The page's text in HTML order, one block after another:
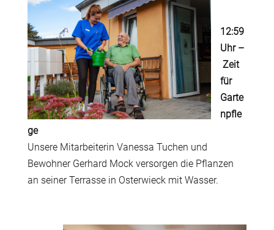
12:59
Uhr–
Zeit
für
Garte
npfle
ge
Unsere Mitarbeiterin Vanessa Tuchen und
Bewohner Gerhard Mock versorgen die Pflanzen
an seiner Terrasse in Osterwieck mit Wasser.